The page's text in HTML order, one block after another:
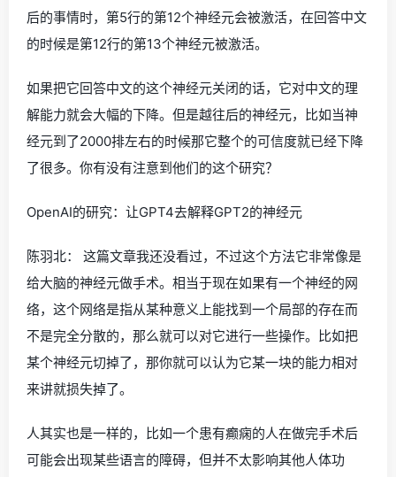
后的事情时，第5行的第12个神经元会被激活，在回答中文
的时候是第12行的第13个神经元被激活。
如果把它回答中文的这个神经元关闭的话，它对中文的理
解能力就会大幅的下降。但是越往后的神经元，比如当神
经元到了2000排左右的时候那它整个的可信度就已经下降
了很多。你有没有注意到他们的这个研究？
OpenAI的研究：让GPT4去解释GPT2的神经元
陈羽北： 这篇文章我还没看过，不过这个方法它非常像是
给大脑的神经元做手术。相当于现在如果有一个神经的网
络，这个网络是指从某种意义上能找到一个局部的存在而
不是完全分散的，那么就可以对它进行一些操作。比如把
某个神经元切掉了，那你就可以认为它某一块的能力相对
来讲就损失掉了。
人其实也是一样的，比如一个患有癫痫的人在做完手术后
可能会出现某些语言的障碍，但并不太影响其他人体功